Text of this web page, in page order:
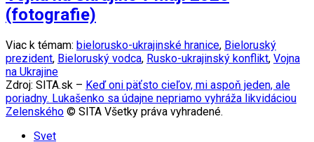
(fotografie)
Viac k témam: bielorusko-ukrajinské hranice, Bieloruský
prezident, Bieloruský vodca, Rusko-ukrajinský konflikt, Vojna
na Ukrajine
Zdroj: SITA.sk – Keď oni päťsto cieľov, mi aspoň jeden, ale
poriadny. Lukašenko sa údajne nepriamo vyhráža likvidáciou
Zelenského © SITA Všetky práva vyhradené.
Svet